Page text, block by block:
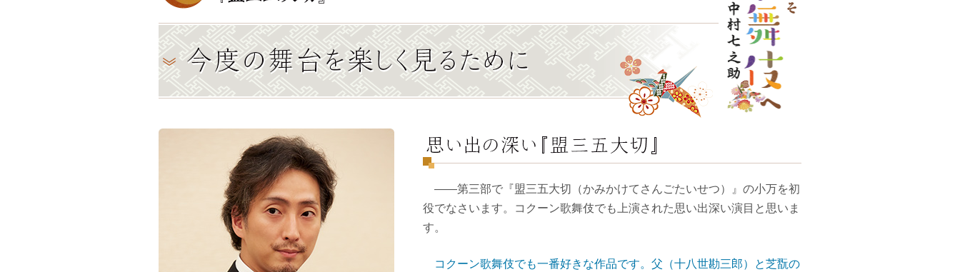
――第三部で『盟三五大切（かみかけてさんごたいせつ）』の小万を初
役でなさいます。コクーン歌舞伎でも上演された思い出深い演目と思いま
す。
コクーン歌舞伎でも一番好きな作品です。父（十八世勘三郎）と芝翫の